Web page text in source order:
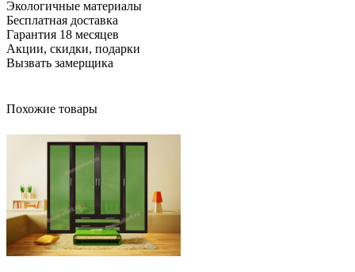
Экологичные материалы
Бесплатная доставка
Гарантия 18 месяцев
Акции, скидки, подарки
Вызвать замерщика
Похожие товары